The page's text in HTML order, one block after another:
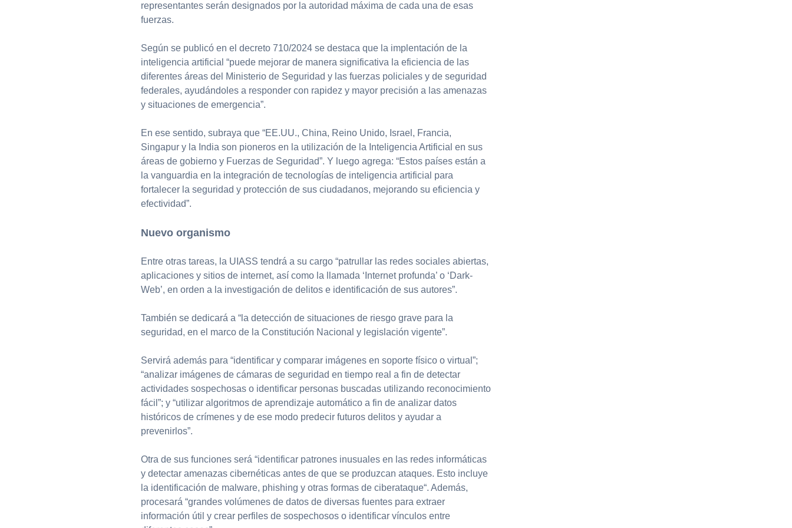
representantes serán designados por la autoridad máxima de cada una de esas
fuerzas.
Según se publicó en el decreto 710/2024 se destaca que la implentación de la
inteligencia artificial “puede mejorar de manera significativa la eficiencia de las
diferentes áreas del Ministerio de Seguridad y las fuerzas policiales y de seguridad
federales, ayudándoles a responder con rapidez y mayor precisión a las amenazas
y situaciones de emergencia”.
En ese sentido, subraya que “EE.UU., China, Reino Unido, Israel, Francia,
Singapur y la India son pioneros en la utilización de la Inteligencia Artificial en sus
áreas de gobierno y Fuerzas de Seguridad”. Y luego agrega: “Estos países están a
la vanguardia en la integración de tecnologías de inteligencia artificial para
fortalecer la seguridad y protección de sus ciudadanos, mejorando su eficiencia y
efectividad”.
Nuevo organismo
Entre otras tareas, la UIASS tendrá a su cargo “patrullar las redes sociales abiertas,
aplicaciones y sitios de internet, así como la llamada ‘Internet profunda’ o ‘Dark-
Web’, en orden a la investigación de delitos e identificación de sus autores”.
También se dedicará a “la detección de situaciones de riesgo grave para la
seguridad, en el marco de la Constitución Nacional y legislación vigente”.
Servirá además para “identificar y comparar imágenes en soporte físico o virtual”;
“analizar imágenes de cámaras de seguridad en tiempo real a fin de detectar
actividades sospechosas o identificar personas buscadas utilizando reconocimiento
fácil”; y “utilizar algoritmos de aprendizaje automático a fin de analizar datos
históricos de crímenes y de ese modo predecir futuros delitos y ayudar a
prevenirlos”.
Otra de sus funciones será “identificar patrones inusuales en las redes informáticas
y detectar amenazas cibernéticas antes de que se produzcan ataques. Esto incluye
la identificación de malware, phishing y otras formas de ciberataque“. Además,
procesará “grandes volúmenes de datos de diversas fuentes para extraer
información útil y crear perfiles de sospechosos o identificar vínculos entre